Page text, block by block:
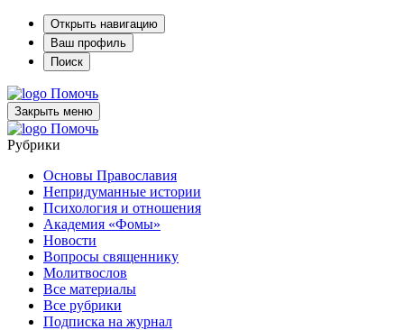
Открыть навигацию
Ваш профиль
Поиск
Помочь
Закрыть меню
Помочь
Рубрики
Основы Православия
Непридуманные истории
Психология и отношения
Академия «Фомы»
Новости
Вопросы священнику
Молитвослов
Все материалы
Все рубрики
Подписка на журнал